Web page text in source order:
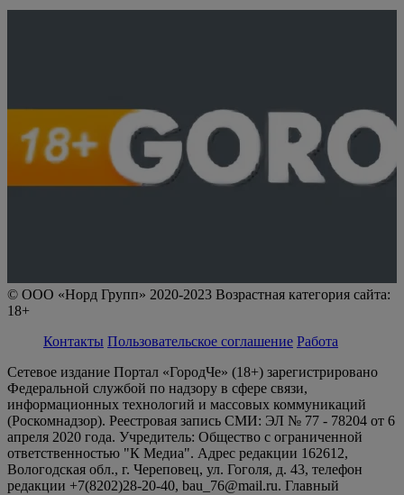
© ООО «Норд Групп» 2020-2023 Возрастная категория сайта:
18+
Контакты Пользовательское соглашение Работа
Сетевое издание Портал «ГородЧе» (18+) зарегистрировано
Федеральной службой по надзору в сфере связи,
информационных технологий и массовых коммуникаций
(Роскомнадзор). Реестровая запись СМИ: ЭЛ № 77 - 78204 от 6
апреля 2020 года. Учредитель: Общество с ограниченной
ответственностью "К Медиа". Адрес редакции 162612,
Вологодская обл., г. Череповец, ул. Гоголя, д. 43, телефон
редакции +7(8202)28-20-40, bau_76@mail.ru. Главный